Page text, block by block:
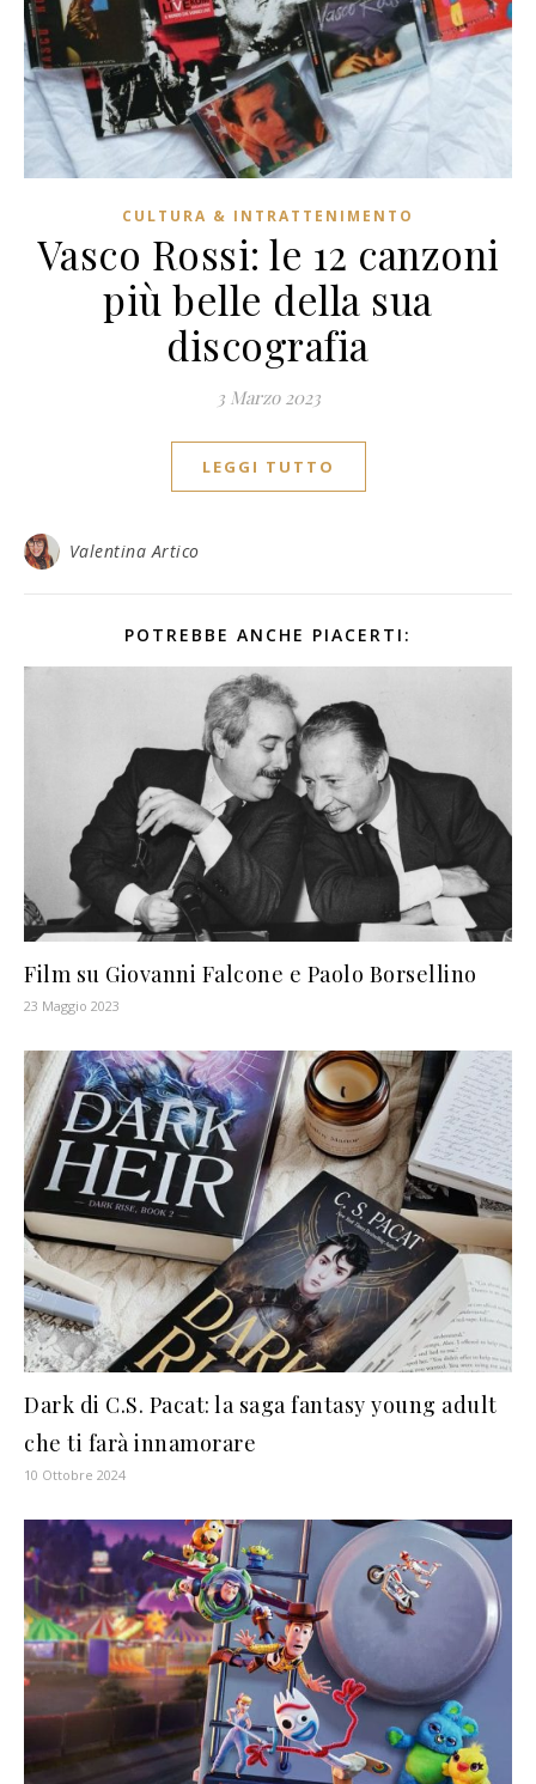
CULTURA & INTRATTENIMENTO
Vasco Rossi: le 12 canzoni
più belle della sua
discografia
3 Marzo 2023
LEGGI TUTTO
Valentina Artico
POTREBBE ANCHE PIACERTI:
Film su Giovanni Falcone e Paolo Borsellino
23 Maggio 2023
Dark di C.S. Pacat: la saga fantasy young adult
che ti farà innamorare
10 Ottobre 2024